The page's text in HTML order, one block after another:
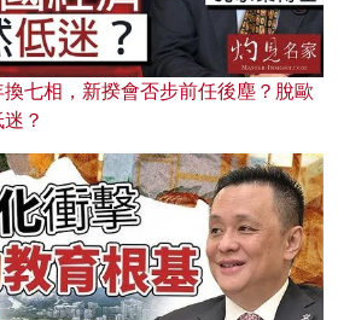
七相，新揆會否步前任後塵？脫歐
？